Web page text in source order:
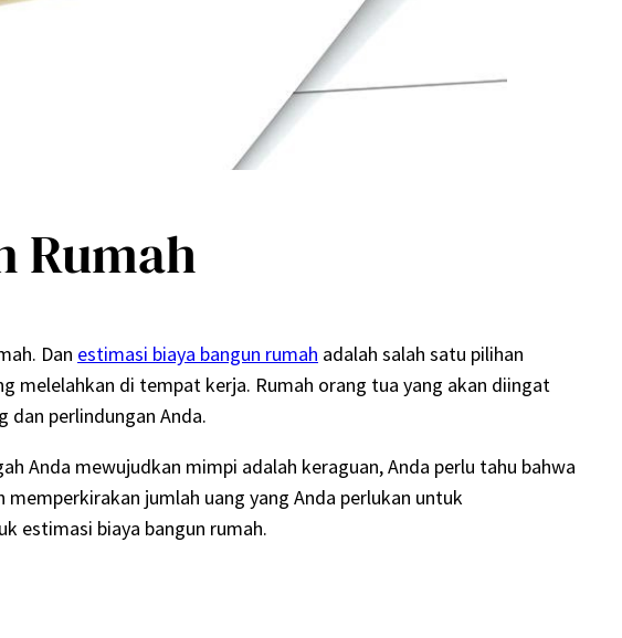
Rumah
Dan estimasi biaya bangun rumah adalah salah satu pilihan
melelahkan di tempat kerja. Rumah orang tua yang akan diingat
dan perlindungan Anda.
Anda mewujudkan mimpi adalah keraguan, Anda perlu tahu bahwa
jumlah uang yang Anda perlukan untuk
estimasi biaya bangun rumah.